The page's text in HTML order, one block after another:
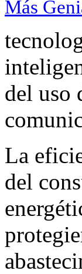
Más
del uso
La
del